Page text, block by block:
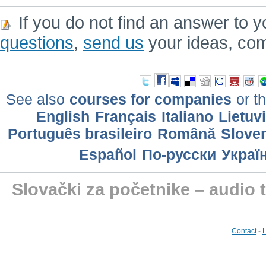
If you do not find an answer to
questions, send us your ideas,
See also courses for companies or
English Français Italiano
Português brasileiro Română
Еspañol По-русски
Slovački za početnike – audio
Contact-